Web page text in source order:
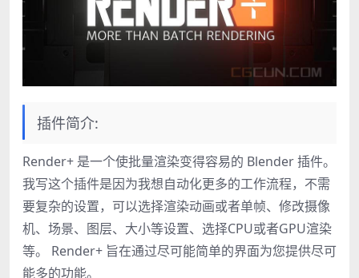
插件简介:
Render+ 是一个使批量渲染变得容易的 Blender 插件。
我写这个插件是因为我想自动化更多的工作流程，不需
要复杂的设置，可以选择渲染动画或者单帧、修改摄像
机、场景、图层、大小等设置、选择CPU或者GPU渲染
等。 Render+ 旨在通过尽可能简单的界面为您提供尽可
能多的功能。